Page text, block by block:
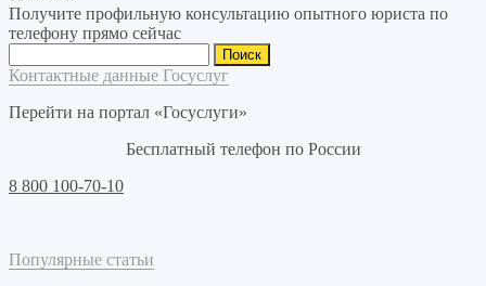
Получите профильную консультацию опытного юриста по
телефону прямо сейчас
Контактные данные Госуслуг
Перейти на портал «Госуслуги»
Бесплатный телефон по России
8 800 100-70-10
Популярные статьи